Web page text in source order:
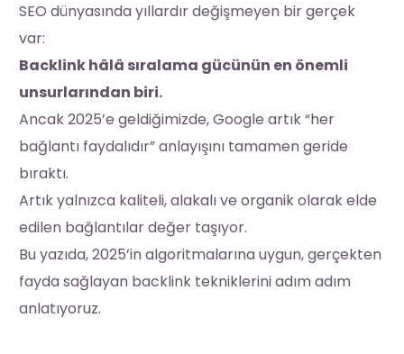
SEO dünyasında yıllardır değişmeyen bir gerçek
var:
Backlink hâlâ sıralama gücünün en önemli
unsurlarından biri.
Ancak 2025’e geldiğimizde, Google artık “her
bağlantı faydalıdır” anlayışını tamamen geride
bıraktı.
Artık yalnızca kaliteli, alakalı ve organik olarak elde
edilen bağlantılar değer taşıyor.
Bu yazıda, 2025’in algoritmalarına uygun, gerçekten
fayda sağlayan backlink tekniklerini adım adım
anlatıyoruz.